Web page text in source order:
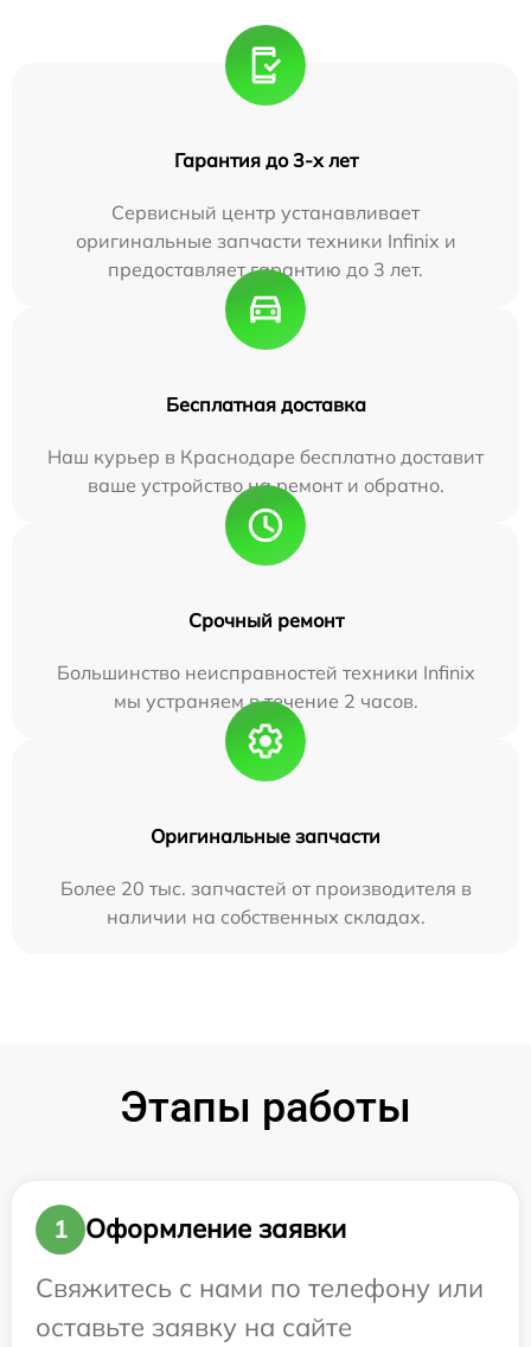
Гарантия до 3-х лет
Сервисный центр устанавливает
оригинальные запчасти техники Infinix и
предоставляет гарантию до 3 лет.
Бесплатная доставка
Наш курьер в Краснодаре бесплатно доставит
ваше устройство на ремонт и обратно.
Срочный ремонт
Большинство неисправностей техники Infinix
мы устраняем в течение 2 часов.
Оригинальные запчасти
Более 20 тыс. запчастей от производителя в
наличии на собственных складах.
Этапы работы
1
Оформление заявки
Свяжитесь с нами по телефону или
оставьте заявку на сайте